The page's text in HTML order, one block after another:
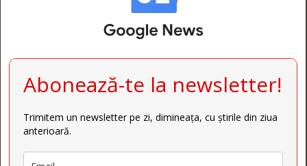
Abonează-te la newsletter!
Trimitem un newsletter pe zi, dimineața, cu știrile din ziua
anterioară.